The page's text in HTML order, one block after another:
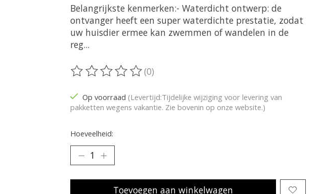
Belangrijkste kenmerken:- Waterdicht ontwerp: de
ontvanger heeft een super waterdichte prestatie, zodat
uw huisdier ermee kan zwemmen of wandelen in de
reg...
De beoordeling van dit product is
(0)
Op voorraad (Levertijd:Tijdelijke wijziging voor levering van
pakketten wegens vakantie. Zie bovenin op onze website.)
Hoeveelheid:
Toevoegen aan winkelwagen